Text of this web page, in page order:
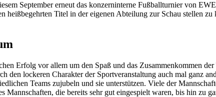
September erneut das konzerninterne Fußballturnier von
heißbegehrten Titel in der eigenen Abteilung zur Schau stellen
Erfolg vor allem um den Spaß und das Zusammenkommen
den lockeren Charakter der Sportveranstaltung auch mal ganz
Teams zujubeln und sie unterstützen. Viele der
Mannschaften, die bereits sehr gut eingespielt waren, bis hin zu